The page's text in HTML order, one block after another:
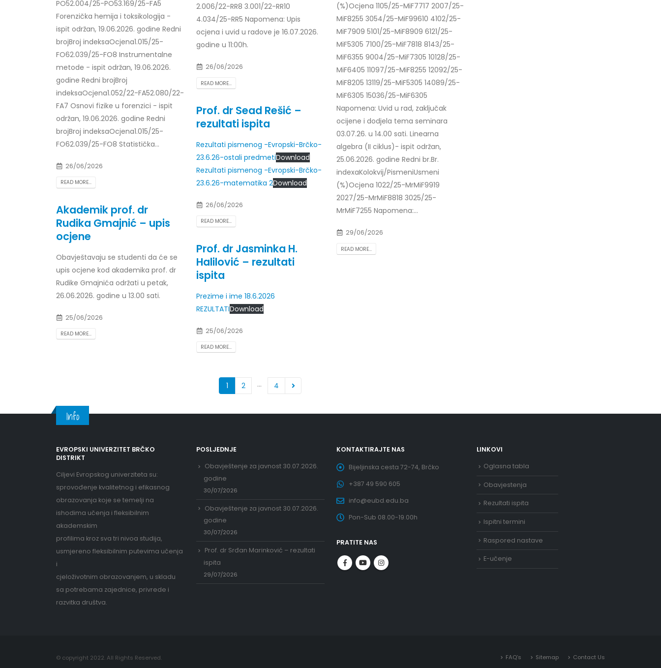
(%)Ocjena 1105/25-MiF7717 2007/25-
MiF8255 3054/25-MiF99610 4102/25-
MiF7909 5101/25-MiF8909 6121/25-
MiF5305 7100/25-MiF7818 8143/25-
MiF6355 9004/25-MiF7305 10128/25-
MiF6405 11097/25-MiF8255 12092/25-
MiF8205 13119/25-MiF5305 14089/25-
MiF6305 15036/25-MiF6305
Napomena: Uvid u rad, zaključak
ocijene i dodjela tema seminara
03.07.26. u 14.00 sati. Linearna
algebra (II ciklus)- ispit održan,
25.06.2026. godine Redni br.Br.
indexaKolokvij/PismeniUsmeni
(%)Ocjena 1022/25-MrMiF9919
2027/25-MrMiF8818 3025/25-
MrMiF7255 Napomena:...
29/06/2026
READ MORE...
2.006/22-RR8 3.001/22-RR10
4.034/25-RR5 Napomena: Upis
ocjena i uvid u radove je 16.07.2026.
godine u 11:00h.
26/06/2026
READ MORE...
PO52.004/25-PO53.169/25-FA5
Forenzička hemija i toksikologija -
ispit održan, 19.06.2026. godine Redni
brojBroj indeksaOcjena1.015/25-
FO62.039/25-FO8 Instrumentalne
metode - ispit održan, 19.06.2026.
godine Redni brojBroj
indeksaOcjena1.052/22-FA52.080/22-
FA7 Osnovi fizike u forenzici - ispit
održan, 19.06.2026. godine Redni
brojBroj indeksaOcjena1.015/25-
FO62.039/25-FO8 Statistička...
26/06/2026
READ MORE...
Prof. dr Sead Rešić –
rezultati ispita
Rezultati pismenog -Evropski-Brčko-
23.6.26-ostali predmetiDownload
Rezultati pismenog -Evropski-Brčko-
23.6.26-matematika 2Download
26/06/2026
READ MORE...
Akademik prof. dr
Rudika Gmajnić – upis
ocjene
Obavještavaju se studenti da će se
upis ocjene kod akademika prof. dr
Rudike Gmajnića održati u petak,
26.06.2026. godine u 13.00 sati.
25/06/2026
READ MORE...
Prof. dr Jasminka H.
Halilović – rezultati
ispita
Prezime i ime 18.6.2026
REZULTATIDownload
25/06/2026
READ MORE...
1 2 … 4
Info
EVROPSKI UNIVERZITET BRČKO
DISTRIKT
Ciljevi Evropskog univerziteta su:
sprovođenje kvalitetnog i efikasnog
obrazovanja koje se temelji na
ishodima učenja i fleksibilnim
akademskim
profilima kroz sva tri nivoa studija,
usmjereno fleksibilnim putevima učenja
i
cjeloživotnim obrazovanjem, u skladu
sa potrebama zajednice, privrede i
razvitka društva.
POSLJEDNJE
Obavještenje za javnost 30.07.2026.
godine
30/07/2026
Obavještenje za javnost 30.07.2026.
godine
30/07/2026
Prof. dr Srđan Marinković – rezultati
ispita
29/07/2026
KONTAKTIRAJTE NAS
Bijeljinska cesta 72-74, Brčko
+387 49 590 605
info@eubd.edu.ba
Pon-Sub 08.00-19.00h
PRATITE NAS
LINKOVI
Oglasna tabla
Obavjestenja
Rezultati ispita
Ispitni termini
Raspored nastave
E-učenje
© copyright 2022. All Rights Reserved. FAQ’s Sitemap Contact Us